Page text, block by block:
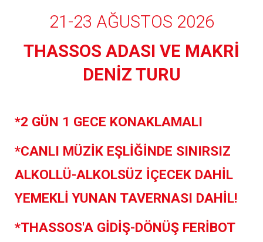
21-23 AĞUSTOS 2026
THASSOS ADASI VE MAKRİ
DENİZ TURU
*2 GÜN 1 GECE KONAKLAMALI
*CANLI MÜZİK EŞLİĞİNDE SINIRSIZ
ALKOLLÜ-ALKOLSÜZ İÇECEK DAHİL
YEMEKLİ YUNAN TAVERNASI DAHİL!
*THASSOS'A GİDİŞ-DÖNÜŞ FERİBOT